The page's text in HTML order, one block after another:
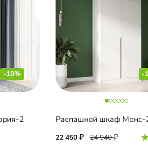
-10%
2
-
22 450 24 940